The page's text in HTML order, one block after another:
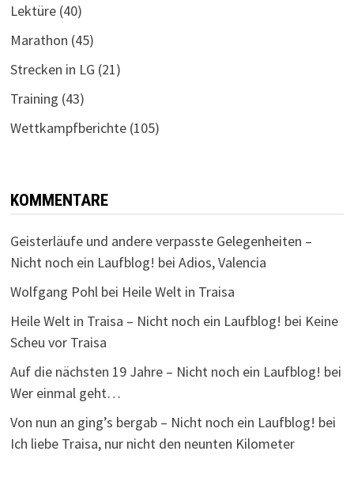
Lektüre(40)
Marathon (45)
Strecken in LG (21)
Training (43)
Wettkampfberichte(105)
KOMMENTARE
Geisterläufe und andere verpasste Gelegenheiten –
Nicht noch ein Laufblog! bei Adios, Valencia
Wolfgang Pohl bei Heile Welt in Traisa
Heile Welt in Traisa – Nicht noch ein Laufblog! bei Keine
Scheu vor Traisa
Auf die nächsten 19 Jahre – Nicht noch ein Laufblog! bei
Wer einmal geht…
Von nun an ging’s bergab – Nicht noch ein Laufblog! bei
Ich liebe Traisa, nur nicht den neunten Kilometer